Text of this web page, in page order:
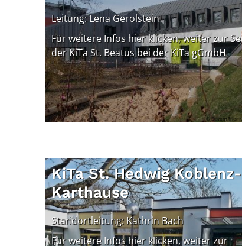
Leitung: Lena Gerolstein
Für weitere Infos hier klicken, weiter zur
der KiTa St. Beatus bei der KiTa gGmbH
© Bistum Trier
KiTa St. Hedwig Koblenz-
Karthause
Standortleitung: Kathrin Bach
Für weitere Infos hier klicken, weiter zur